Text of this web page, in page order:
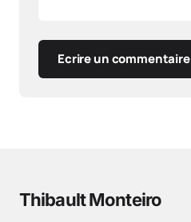
Ecrire un commentaire
Thibault Monteiro